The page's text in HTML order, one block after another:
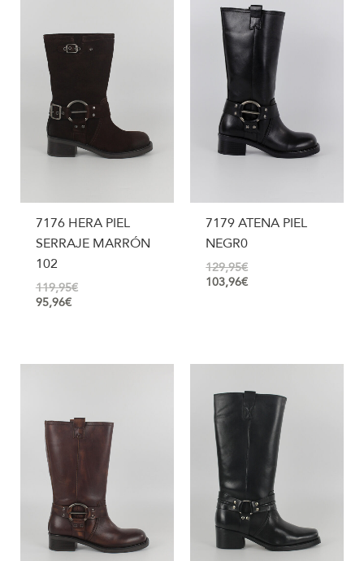
7176 HERA PIEL
SERRAJE MARRÓN
102
119,95€
95,96€
7179 ATENA PIEL
NEGR0
129,95€
103,96€